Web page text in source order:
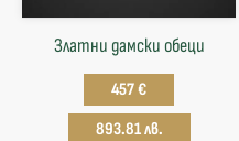
Златни дамски обеци
457 €
893.81 лв.